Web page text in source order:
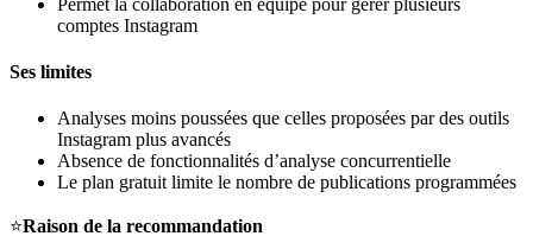
Permet la collaboration en équipe pour gérer plusieurs
comptes Instagram
Ses limites
Analyses moins poussées que celles proposées par des outils
Instagram plus avancés
Absence de fonctionnalités d’analyse concurrentielle
Le plan gratuit limite le nombre de publications programmées
⭐Raison de la recommandation